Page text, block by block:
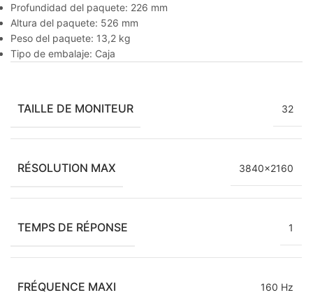
Profundidad del paquete: 226 mm
Altura del paquete: 526 mm
Peso del paquete: 13,2 kg
Tipo de embalaje: Caja
TAILLE DE MONITEUR 32
RÉSOLUTION MAX 3840×2160
TEMPS DE RÉPONSE 1
FRÉQUENCE MAXI 160 Hz